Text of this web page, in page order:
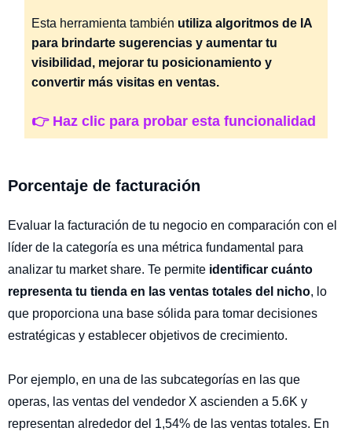
Esta herramienta también utiliza algoritmos de IA
para brindarte sugerencias y aumentar tu
visibilidad, mejorar tu posicionamiento y
convertir más visitas en ventas.
👉 Haz clic para probar esta funcionalidad
Porcentaje de facturación
Evaluar la facturación de tu negocio en comparación con el
líder de la categoría es una métrica fundamental para
analizar tu market share. Te permite identificar cuánto
representa tu tienda en las ventas totales del nicho, lo
que proporciona una base sólida para tomar decisiones
estratégicas y establecer objetivos de crecimiento.
Por ejemplo, en una de las subcategorías en las que
operas, las ventas del vendedor X ascienden a 5.6K y
representan alrededor del 1,54% de las ventas totales. En